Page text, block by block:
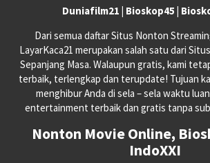
Duniafilm21 | Bioskop45 |
Dari semua daftar Situs Nonton
LayarKaca21 merupakan salah satu dari
Sepanjang Masa. Walaupun gratis, kami
terbaik, terlengkap dan terupdate! Tujuan
menghibur Anda di sela – sela waktu
entertainment terbaik dan gratis tanpa
Nonton Movie Online,
IndoXXI